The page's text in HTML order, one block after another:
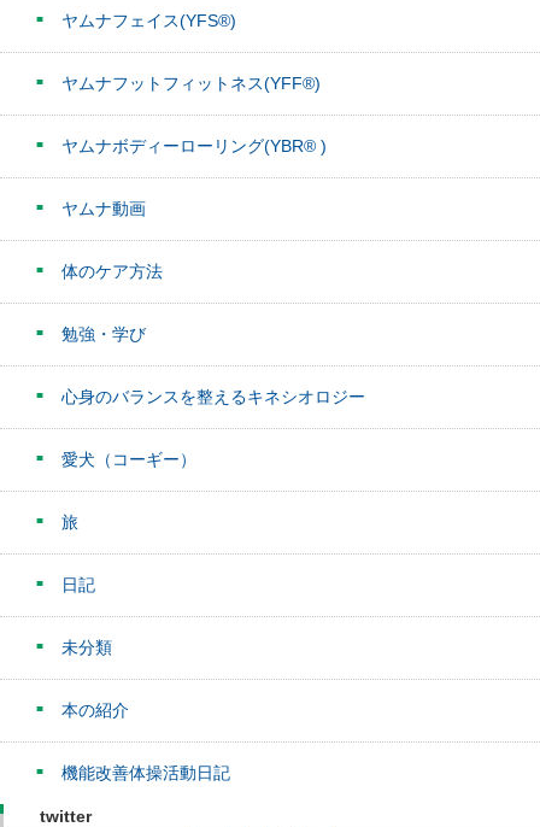
ヤムナフェイス(YFS®)
ヤムナフットフィットネス(YFF®)
ヤムナボディーローリング(YBR® )
ヤムナ動画
体のケア方法
勉強・学び
心身のバランスを整えるキネシオロジー
愛犬（コーギー）
旅
日記
未分類
本の紹介
機能改善体操活動日記
twitter